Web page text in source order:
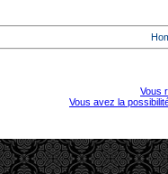
Vous
Vous avez la